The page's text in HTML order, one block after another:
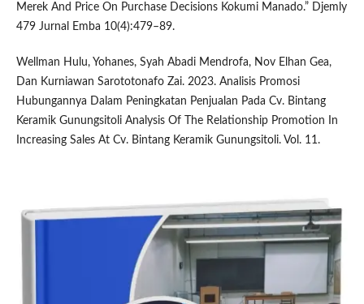
Merek And Price On Purchase Decisions Kokumi Manado.” Djemly
479 Jurnal Emba 10(4):479–89.
Wellman Hulu, Yohanes, Syah Abadi Mendrofa, Nov Elhan Gea,
Dan Kurniawan Sarototonafo Zai. 2023. Analisis Promosi
Hubungannya Dalam Peningkatan Penjualan Pada Cv. Bintang
Keramik Gunungsitoli Analysis Of The Relationship Promotion In
Increasing Sales At Cv. Bintang Keramik Gunungsitoli. Vol. 11.